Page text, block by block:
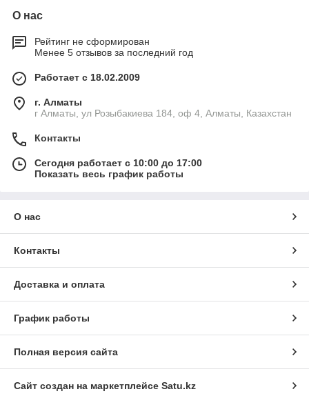
О нас
Рейтинг не сформирован
Менее 5 отзывов за последний год
Работает с 18.02.2009
г. Алматы
г Алматы, ул Розыбакиева 184, оф 4, Алматы, Казахстан
Контакты
Сегодня работает с 10:00 до 17:00
Показать весь график работы
О нас
Контакты
Доставка и оплата
График работы
Полная версия сайта
Сайт создан на маркетплейсе Satu.kz